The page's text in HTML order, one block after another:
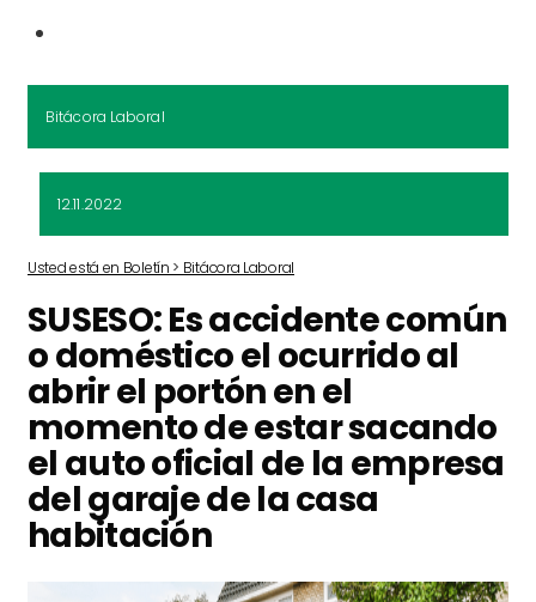
Bitácora Laboral
12.11.2022
Usted está en Boletín > Bitácora Laboral
SUSESO: Es accidente común
o doméstico el ocurrido al
abrir el portón en el
momento de estar sacando
el auto oficial de la empresa
del garaje de la casa
habitación